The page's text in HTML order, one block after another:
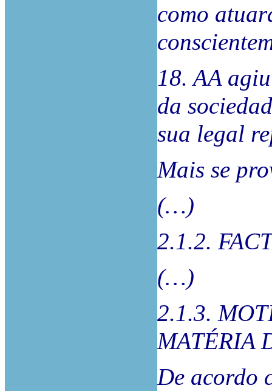
como
18. AA
da
sua legal
Mais se
(…)
2.1.2.
(…)
2.1.3.
MATÉRIA
De acordo